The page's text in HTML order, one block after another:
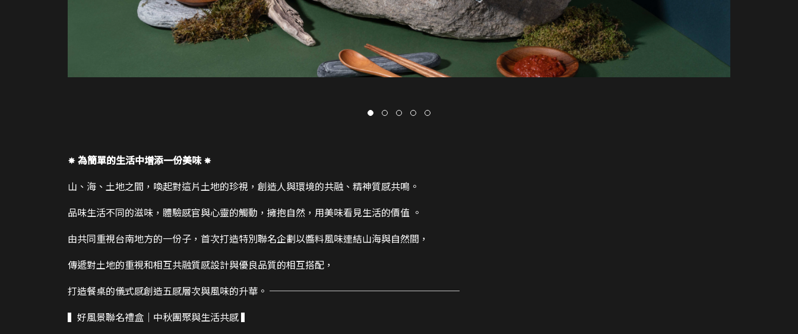
✸為簡單的生活中增添一份美味✸
山、海、土地之間，喚起對這片土地的珍視，創造人與環境的共融、精神質感共鳴。
品味生活不同的滋味，體驗感官與心靈的觸動，擁抱自然，用美味看見生活的價值 。
由共同重視台南地方的一份子，首次打造特別聯名企劃以醬料風味連結山海與自然間，
傳遞對土地的重視和相互共融質感設計與優良品質的相互搭配，
打造餐桌的儀式感創造五感層次與風味的升華。 ────────────────────
▍好風景聯名禮盒｜中秋團聚與生活共感 ▍